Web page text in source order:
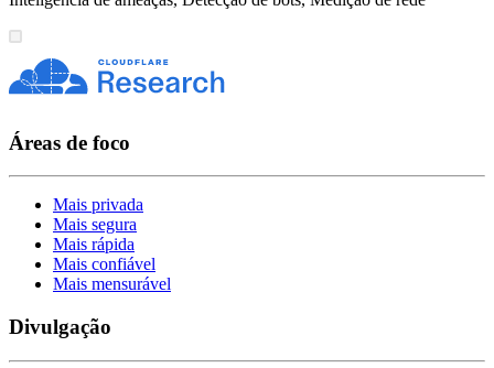
Áreas de foco
Mais privada
Mais segura
Mais rápida
Mais confiável
Mais mensurável
Divulgação